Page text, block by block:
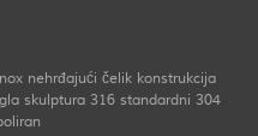
nehrđajući čelik konstrukcija
skulptura 316 standardni 304